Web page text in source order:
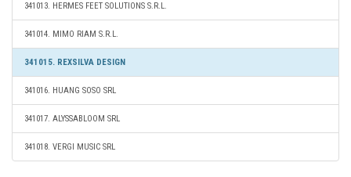
341013. HERMES FEET SOLUTIONS S.R.L.
341014. MIMO RIAM S.R.L.
341015. REXSILVA DESIGN
341016. HUANG SOSO SRL
341017. ALYSSABLOOM SRL
341018. VERGI MUSIC SRL